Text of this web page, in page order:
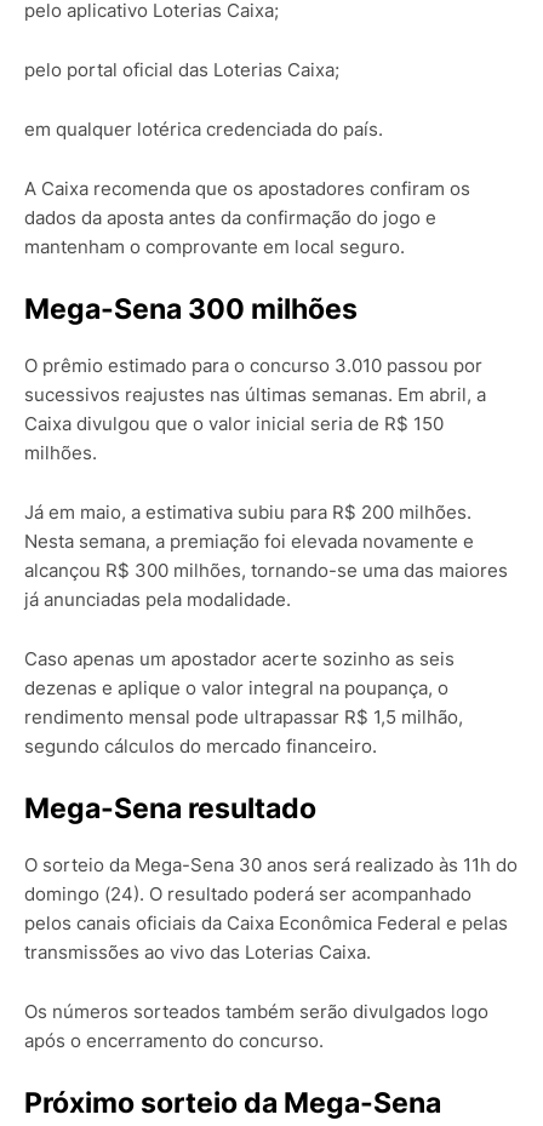
pelo aplicativo Loterias Caixa;
pelo portal oficial das Loterias Caixa;
em qualquer lotérica credenciada do país.
A Caixa recomenda que os apostadores confiram os
dados da aposta antes da confirmação do jogo e
mantenham o comprovante em local seguro.
Mega-Sena 300 milhões
O prêmio estimado para o concurso 3.010 passou por
sucessivos reajustes nas últimas semanas. Em abril, a
Caixa divulgou que o valor inicial seria de R$ 150
milhões.
Já em maio, a estimativa subiu para R$ 200 milhões.
Nesta semana, a premiação foi elevada novamente e
alcançou R$ 300 milhões, tornando-se uma das maiores
já anunciadas pela modalidade.
Caso apenas um apostador acerte sozinho as seis
dezenas e aplique o valor integral na poupança, o
rendimento mensal pode ultrapassar R$ 1,5 milhão,
segundo cálculos do mercado financeiro.
Mega-Sena resultado
O sorteio da Mega-Sena 30 anos será realizado às 11h do
domingo (24). O resultado poderá ser acompanhado
pelos canais oficiais da Caixa Econômica Federal e pelas
transmissões ao vivo das Loterias Caixa.
Os números sorteados também serão divulgados logo
após o encerramento do concurso.
Próximo sorteio da Mega-Sena